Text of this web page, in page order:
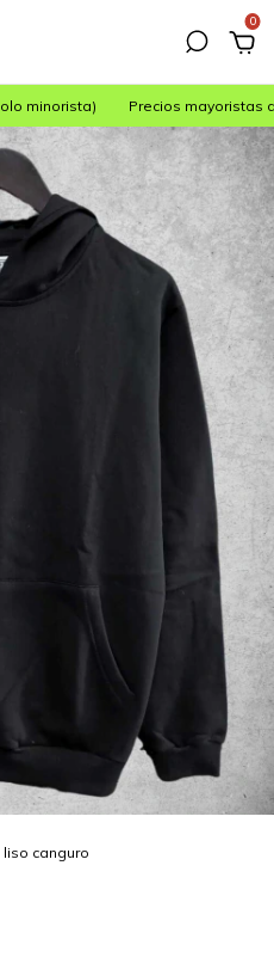
0
minorista) Precios mayoristas
liso canguro